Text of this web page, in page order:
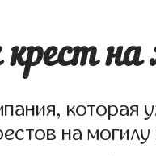
на
которая
на